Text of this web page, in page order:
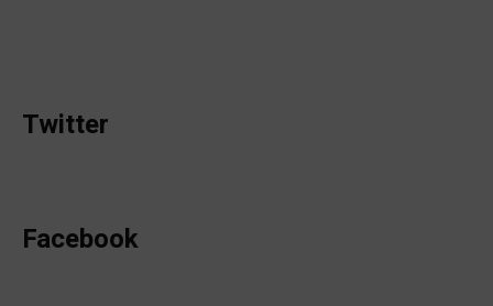
Twitter
Facebook